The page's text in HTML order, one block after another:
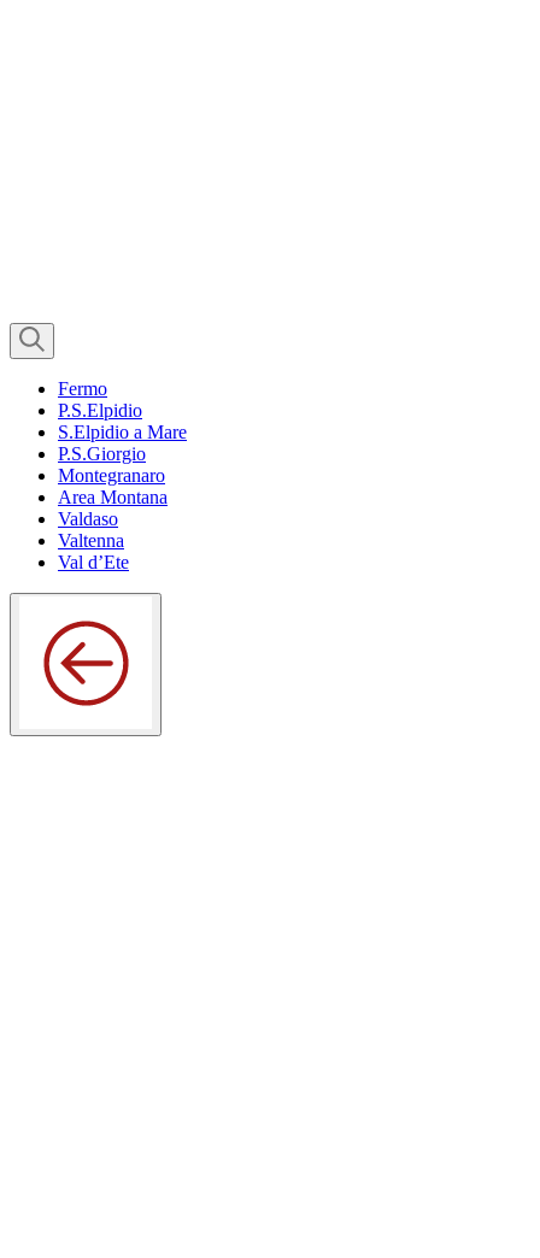
Fermo
P.S.Elpidio
S.Elpidio a Mare
P.S.Giorgio
Montegranaro
Area Montana
Valdaso
Valtenna
Val d’Ete